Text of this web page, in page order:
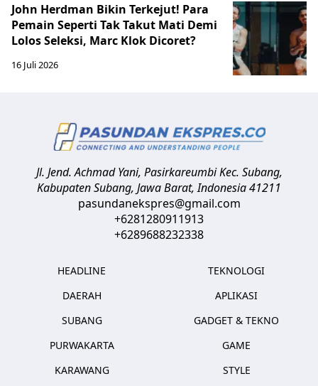
John Herdman Bikin Terkejut! Para
Pemain Seperti Tak Takut Mati Demi
Lolos Seleksi, Marc Klok Dicoret?
16 Juli 2026
Jl. Jend. Achmad Yani, Pasirkareumbi Kec. Subang,
Kabupaten Subang, Jawa Barat,Indonesia41211
pasundanekspres@gmail.com
+6281280911913
+6289688232338
HEADLINE
DAERAH
SUBANG
PURWAKARTA
KARAWANG
TEKNOLOGI
APLIKASI
GADGET & TEKNO
GAME
STYLE